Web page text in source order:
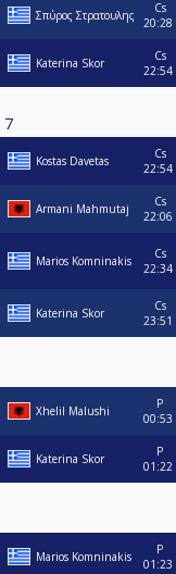
Σπύρος Στρατουλης
Cs
20:28
Katerina Skor
Cs
22:54
7
Kostas Davetas
Cs
22:54
Armani Mahmutaj
Cs
22:06
Marios Komninakis
Cs
22:34
Katerina Skor
Cs
23:51
Xhelil Malushi
P
00:53
Katerina Skor
P
01:22
Marios Komninakis
P
01:23